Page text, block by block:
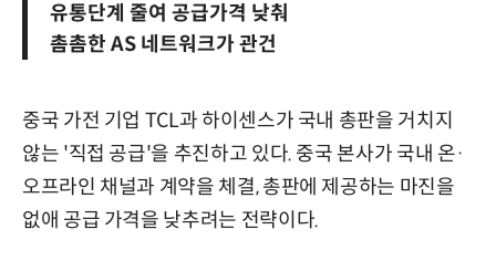
유통단계 줄여 공급가격 낮춰
촘촘한 AS 네트워크가 관건
중국 가전 기업 TCL과 하이센스가 국내 총판을 거치지
않는 '직접 공급'을 추진하고 있다. 중국 본사가 국내 온·
오프라인 채널과 계약을 체결, 총판에 제공하는 마진을
없애 공급 가격을 낮추려는 전략이다.